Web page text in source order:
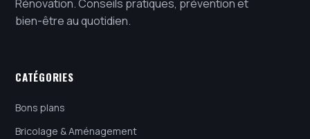
Rénovation. Conseils pratiques, prévention et
bien-être au quotidien.
CATÉGORIES
Bons plans
Bricolage & Aménagement